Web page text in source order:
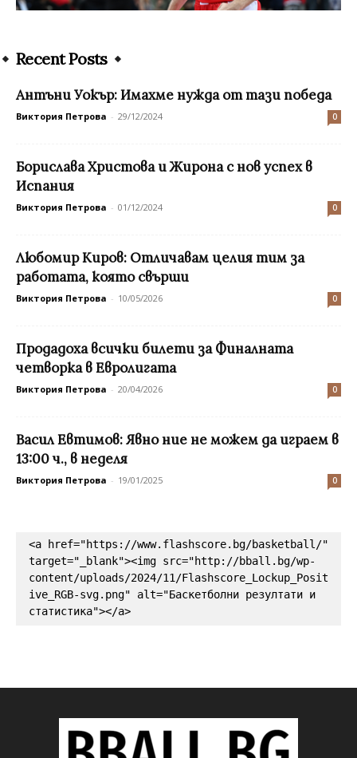
Recent Posts
Антъни Уокър: Имахме нужда от тази победа
Виктория Петрова - 29/12/2024 0
Борислава Христова и Жирона с нов успех в
Испания
Виктория Петрова - 01/12/2024 0
Любомир Киров: Отличавам целия тим за
работата, която свърши
Виктория Петрова - 10/05/2026 0
Продадоха всички билети за Финалната
четворка в Евролигата
Виктория Петрова - 20/04/2026 0
Васил Евтимов: Явно ние не можем да играем в
13:00 ч., в неделя
Виктория Петрова - 19/01/2025 0
<a href="https://www.flashscore.bg/basketball/"
target="_blank"><img src="http://bball.bg/wp-
content/uploads/2024/11/Flashscore_Lockup_Posit
ive_RGB-svg.png" alt="Баскетболни резултати и
статистика"></a>